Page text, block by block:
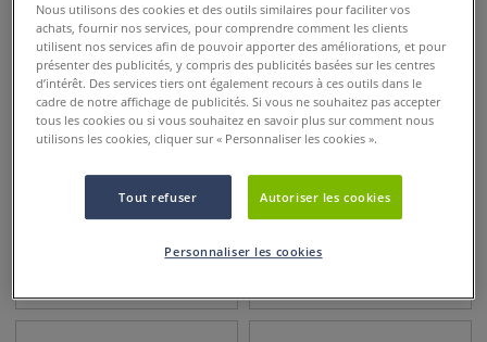
Agrafeuse manuelle
Agrafeuse R53 Rapid
Nous utilisons des cookies et des outils similaires pour faciliter vos
achats, fournir nos services, pour comprendre comment les clients
utilisent nos services afin de pouvoir apporter des améliorations, et pour
présenter des publicités, y compris des publicités basées sur les centres
d’intérêt. Des services tiers ont également recours à ces outils dans le
cadre de notre affichage de publicités. Si vous ne souhaitez pas accepter
tous les cookies ou si vous souhaitez en savoir plus sur comment nous
utilisons les cookies, cliquer sur « Personnaliser les cookies ».
Tout refuser Autoriser les cookies
Personnaliser les cookies